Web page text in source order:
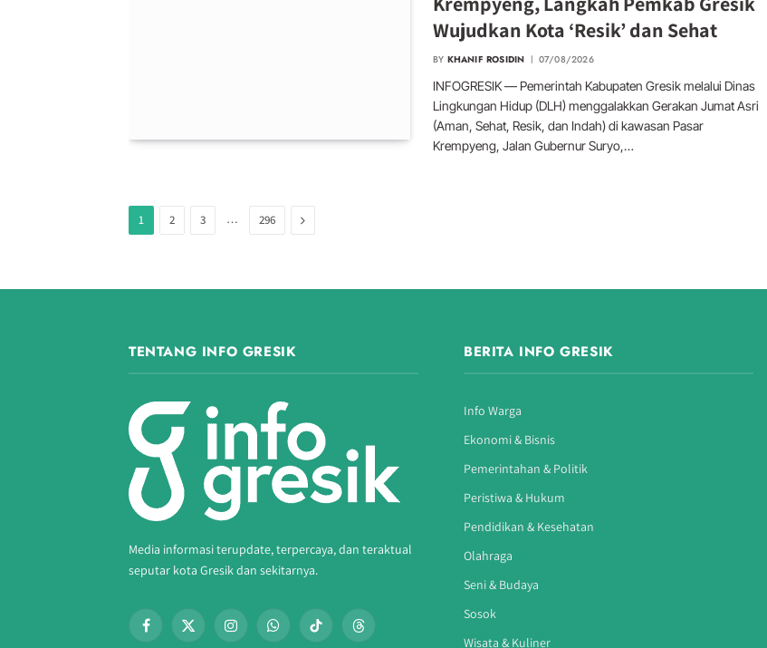
Wujudkan Kota ‘Resik’ dan Sehat
BY KHANIF ROSIDIN 07/08/2026
INFOGRESIK — Pemerintah Kabupaten Gresik melalui Dinas
Lingkungan Hidup (DLH) menggalakkan Gerakan Jumat Asri
(Aman, Sehat, Resik, dan Indah) di kawasan Pasar
Krempyeng, Jalan Gubernur Suryo,…
1 2 3 … 296 Next
TENTANG INFO GRESIK
Media informasi terupdate, terpercaya, dan teraktual
seputar kota Gresik dan sekitarnya.
Facebook
X
InstagramWhatsAppTikTok Threads
BERITA INFO GRESIK
Info Warga
Ekonomi & Bisnis
Pemerintahan & Politik
Peristiwa & Hukum
Pendidikan & Kesehatan
Olahraga
Seni & Budaya
Sosok
Wisata & Kuliner